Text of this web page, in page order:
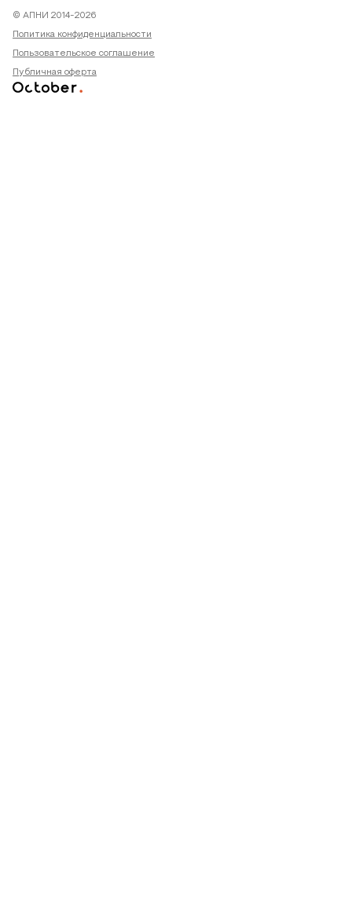
© АПНИ 2014-2026
Политика конфиденциальности
Пользовательское соглашение
Публичная оферта